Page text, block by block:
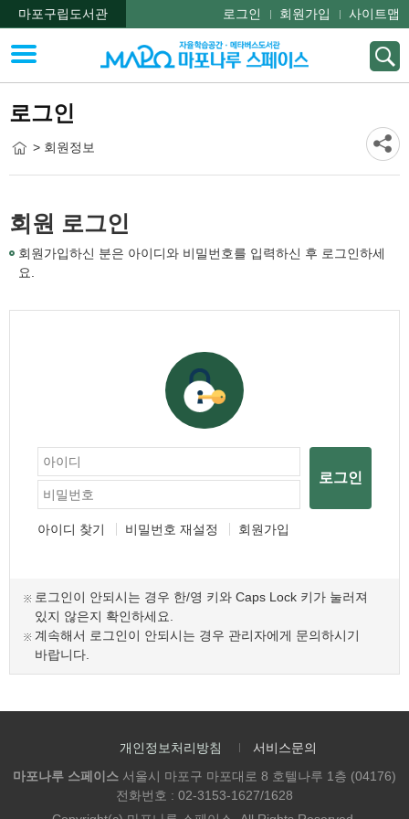
마포구립도서관 로그인 회원가입 사이트맵
로그인
> 회원정보
회원 로그인
회원가입하신 분은 아이디와 비밀번호를 입력하신 후 로그인하세
요.
로그인
아이디 찾기 비밀번호 재설정 회원가입
로그인이 안되시는 경우 한/영 키와 Caps Lock 키가 눌러져
있지 않은지 확인하세요.
계속해서 로그인이 안되시는 경우 관리자에게 문의하시기
바랍니다.
개인정보처리방침
서비스문의
마포나루 스페이스 서울시 마포구 마포대로 8 호텔나루 1층 (04176)
전화번호 : 02-3153-1627/1628